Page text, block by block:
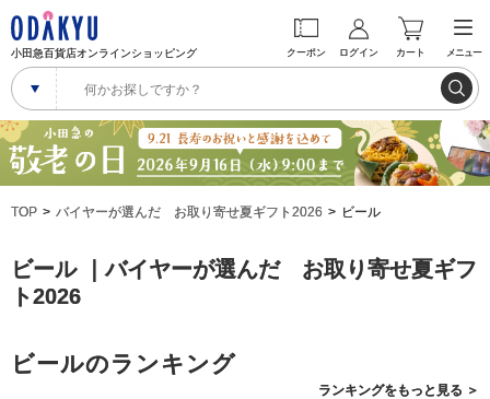
小田急百貨店オンラインショッピング クーポン ログイン カート メニュー
TOP バイヤーが選んだ お取り寄せ夏ギフト2026 ビール
ビール ｜バイヤーが選んだ お取り寄せ夏ギフ
ト2026
ビールのランキング
ランキングをもっと見る ＞